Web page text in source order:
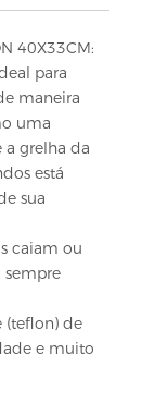
40X33CM:
para
maneira
uma
a grelha da
está
sua
caiam ou
(teflon) de
e muito